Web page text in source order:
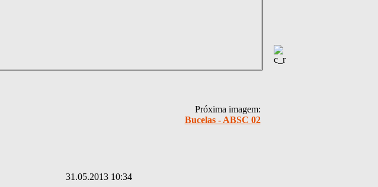
Próxima imagem:
Bucelas - ABSC 02
31.05.2013 10:34